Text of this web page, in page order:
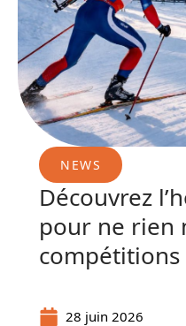
NEWS
Découvrez
pour ne rien
compétitions
28 juin 2026